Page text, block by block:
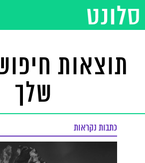
תוצאות
שלך
כתבות נקראות